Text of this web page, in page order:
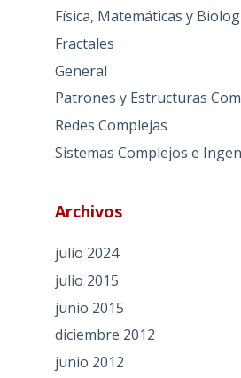
Física, Matemáticas y
Fractales
General
Patrones y Estructuras
Redes Complejas
Sistemas Complejos e
Archivos
julio 2024
julio 2015
junio 2015
diciembre 2012
junio 2012